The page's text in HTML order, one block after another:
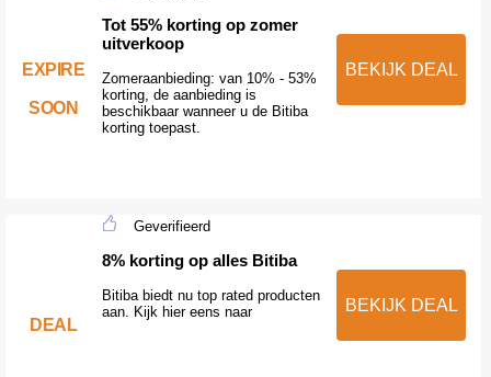
EXPIRE
SOON
Tot 55% korting op zomer
uitverkoop
Zomeraanbieding: van 10% - 53%
korting, de aanbieding is
beschikbaar wanneer u de Bitiba
korting toepast.
BEKIJK DEAL
DEAL
Geverifieerd
8% korting op alles Bitiba
Bitiba biedt nu top rated producten
aan. Kijk hier eens naar
BEKIJK DEAL